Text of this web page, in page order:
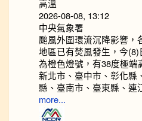
高溫
2026-08-08, 13:12
中央氣象署
颱風外圍環流沉降影響，
地區已有焚風發生，今
為橙色燈號，有38度極端
新北市、臺中市、彰化縣
縣、臺南市、臺東縣、連
more...